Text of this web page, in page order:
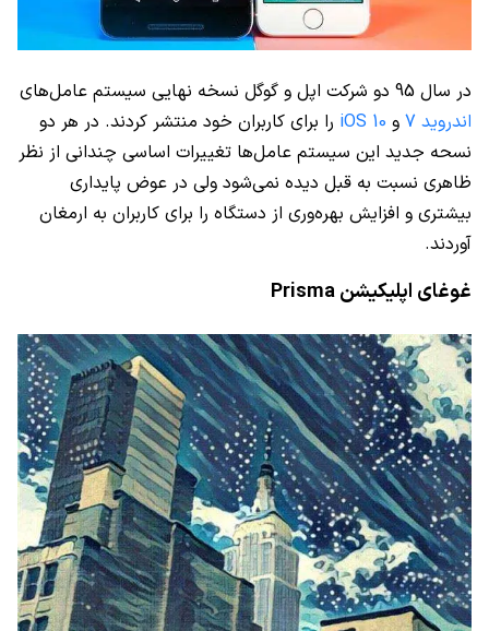
در سال 95 دو شرکت اپل و گوگل نسخه نهایی سیستم عامل‌های
اندروید 7
و iOS 10 را برای کاربران خود منتشر کردند. در هر دو
نسحه جدید این سیستم عامل‌ها تغییرات اساسی چندانی از نظر
ظاهری نسبت به قبل دیده نمی‏‌شود ولی در عوض پایداری
بیشتری و افزایش بهره‌وری از دستگاه را برای کاربران به ارمغان
آوردند.
غوغای اپلیکیشنPrisma